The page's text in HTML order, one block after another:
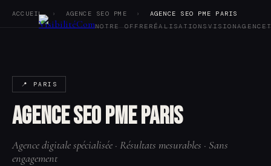
Réalisations
Vision
Agence
Tarifs
Blog
Audit SEO
Contact
NOTRE OFFRE RÉALISATIONS VISIONAGENCE
ACCUEIL › AGENCE SEO PME › AGENCE SEO PME PARIS
📍 PARIS
Agence SEO PME Paris
Agence digitale spécialisée · Résultats mesurables · Sans
engagement